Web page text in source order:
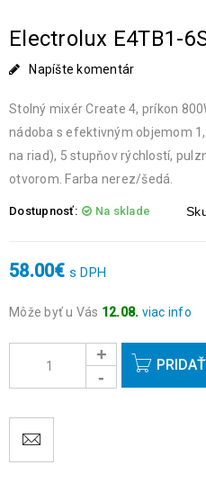
Electrolux E4TB1-
Napíšte komentár
Stolný mixér Create 4, príkon
nádoba s efektivným objemom
na riad), 5 stupňov rýchlostí,
otvorom. Farba nerez/šedá.
Dostupnosť: Na sklade
58.00€ s DPH
Môže byť u Vás 12.08. viac info
okrem víkendov a sviatkov.